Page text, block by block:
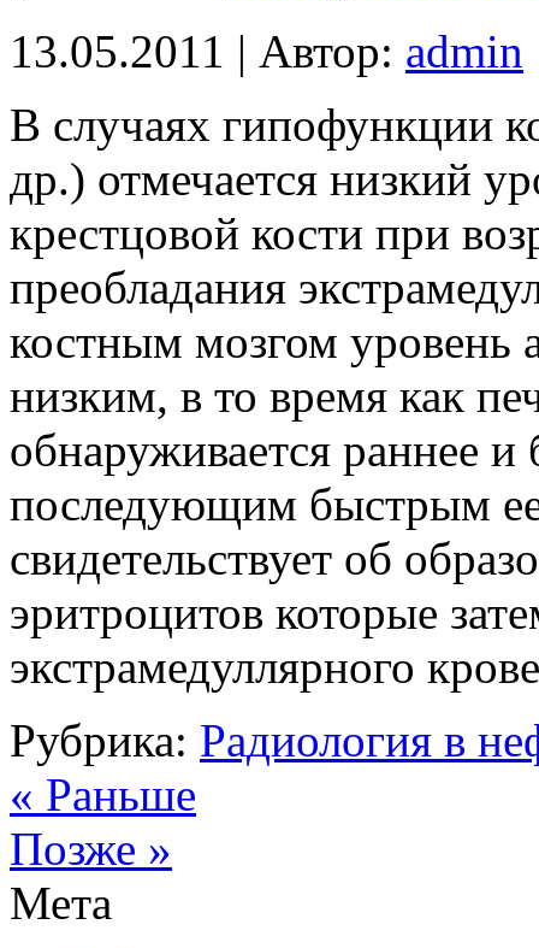
13.05.2011 | Автор: admin
В случаях гипофункции
др.) отмечается низкий
крестцовой кости при
преобладания
костным мозгом уровень
низким, в то время как
обнаруживается раннее и
последующим быстрым
свидетельствует об
эритроцитов которые
экстрамедуллярного
Рубрика: Радиология в
« Раньше
Позже »
Мета